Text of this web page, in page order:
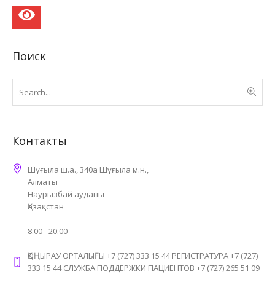
Поиск
Контакты
Шұғыла ш.а., 340а Шұғыла м.н.,
Алматы
Наурызбай ауданы
Қазақстан
8:00 - 20:00
ҚОҢЫРАУ ОРТАЛЫҒЫ +7 (727) 333 15 44 РЕГИСТРАТУРА +7 (727)
333 15 44 СЛУЖБА ПОДДЕРЖКИ ПАЦИЕНТОВ +7 (727) 265 51 09